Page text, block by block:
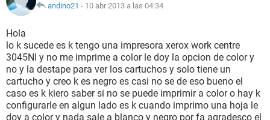
andino21 - 10 abr 2013 a las 04:34
Hola
lo k sucede es k tengo una impresora xerox work centre
3045NI y no me imprime a color le doy la opcion de color y
no y la destape para ver los cartuchos y solo tiene un
cartucho y creo k es negro es casi no se de eso bueno el
caso es k kiero saber si no se puede imprimir a color o hay k
configurarle en algun lado es k cuando imprimo una hoja le
doy a color y nada sale a blanco y negro por fa agradesco el